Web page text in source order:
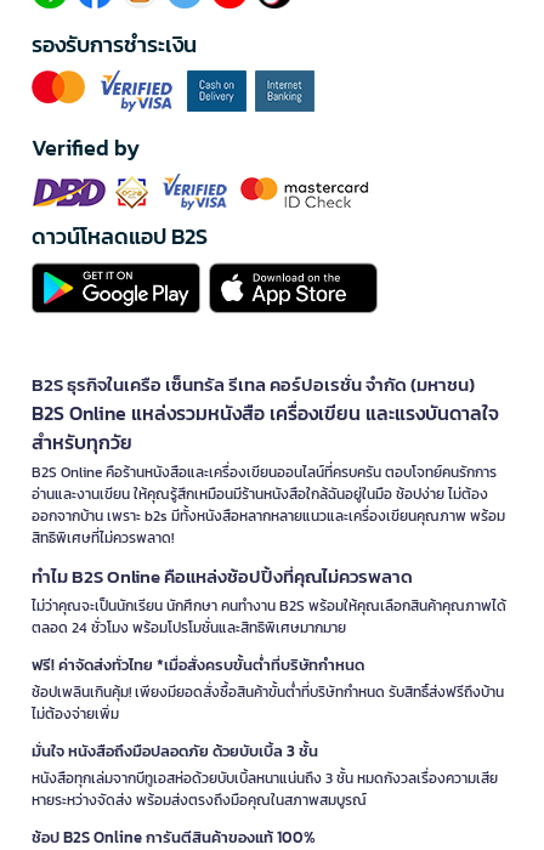
รองรับการชำระเงิน
Verified by
ดาวน์โหลดแอป B2S
B2S ธุรกิจในเครือ เซ็นทรัล รีเทล คอร์ปอเรชั่น จำกัด (มหาชน)
B2S Online แหล่งรวมหนังสือ เครื่องเขียน และแรงบันดาลใจ
สำหรับทุกวัย
B2S Online คือร้านหนังสือและเครื่องเขียนออนไลน์ที่ครบครัน ตอบโจทย์คนรักการ
อ่านและงานเขียน ให้คุณรู้สึกเหมือนมีร้านหนังสือใกล้ฉันอยู่ในมือ ช้อปง่าย ไม่ต้อง
ออกจากบ้าน เพราะ b2s มีทั้งหนังสือหลากหลายแนวและเครื่องเขียนคุณภาพ พร้อม
สิทธิพิเศษที่ไม่ควรพลาด!
ทำไม B2S Online คือแหล่งช้อปปิ้งที่คุณไม่ควรพลาด
ไม่ว่าคุณจะเป็นนักเรียน นักศึกษา คนทำงาน B2S พร้อมให้คุณเลือกสินค้าคุณภาพได้
ตลอด 24 ชั่วโมง พร้อมโปรโมชั่นและสิทธิพิเศษมากมาย
ฟรี! ค่าจัดส่งทั่วไทย *เมื่อสั่งครบขั้นต่ำที่บริษัทกำหนด
ช้อปเพลินเกินคุ้ม! เพียงมียอดสั่งซื้อสินค้าขั้นต่ำที่บริษัทกำหนด รับสิทธิ์ส่งฟรีถึงบ้าน
ไม่ต้องจ่ายเพิ่ม
มั่นใจ หนังสือถึงมือปลอดภัย ด้วยบับเบิ้ล 3 ชั้น
หนังสือทุกเล่มจากบีทูเอสห่อด้วยบับเบิ้ลหนาแน่นถึง 3 ชั้น หมดกังวลเรื่องความเสีย
หายระหว่างจัดส่ง พร้อมส่งตรงถึงมือคุณในสภาพสมบูรณ์
ช้อป B2S Online การันตีสินค้าของแท้ 100%